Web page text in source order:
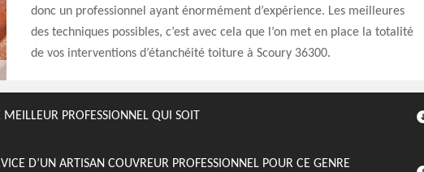
donc un professionnel ayant énormément d’expérience. Les meilleures
des techniques possibles, c’est avec cela que l’on met en place la totalité
de vos interventions d’étanchéité toiture à Scoury 36300.
PROFESSIONNEL QUI SOIT
D’UN ARTISAN COUVREUR PROFESSIONNEL POUR CE GENRE